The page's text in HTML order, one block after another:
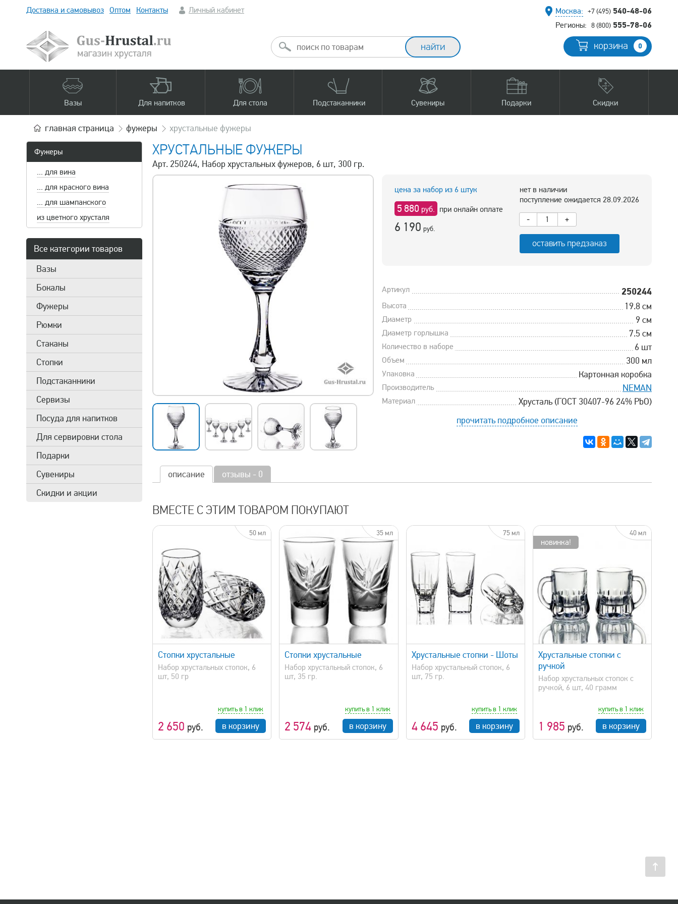
Доставка и самовывоз Оптом Контакты Личный кабинет Москва: +7 (495) 540-48-06
Регионы: 8 (800) 555-78-06
корзина 0
Вазы Для напитков Для стола Подстаканники Сувениры Подарки Скидки
главная страница фужеры хрустальные фужеры
Фужеры
... для вина
... для красного вина
... для шампанского
из цветного хрусталя
Все категории товаров
Вазы
Бокалы
Фужеры
Рюмки
Стаканы
Стопки
Подстаканники
Сервизы
Посуда для напитков
Для сервировки стола
Подарки
Сувениры
Скидки и акции
ХРУСТАЛЬНЫЕ ФУЖЕРЫ
Арт. 250244, Набор хрустальных фужеров, 6 шт, 300 гр.
цена за набор из 6 штук
5 880 руб. при онлайн оплате
6 190 руб.
нет в наличии
поступление ожидается 28.09.2026
-
+
оставить предзаказ
Артикул 250244
Высота 19.8 см
Диаметр 9 см
Диаметр горлышка 7.5 см
Количество в наборе 6 шт
Объем 300 мл
Упаковка Картонная коробка
Производитель NEMAN
Материал
Хрусталь (ГОСТ 30407-96 24% PbO)
прочитать подробное описание
описание отзывы - 0
ВМЕСТЕ С ЭТИМ ТОВАРОМ ПОКУПАЮТ
50 мл
Стопки хрустальные
Набор хрустальных стопок, 6
шт, 50 гр
2 650 руб.
купить в 1 клик
в корзину
35 мл
быстрый просмотр
Стопки хрустальные
Набор хрустальный стопок, 6
шт, 35 гр.
2 574 руб.
купить в 1 клик
в корзину
75 мл
быстрый просмотр
Хрустальные стопки - Шоты
Набор хрустальный стопок, 6
шт, 75 гр.
4 645 руб.
купить в 1 клик
в корзину
новинка!
40 мл
Хрустальные стопки с
ручкой
Набор хрустальных стопок с
ручкой, 6 шт, 40 грамм
1 985 руб.
купить в 1 клик
в корзину